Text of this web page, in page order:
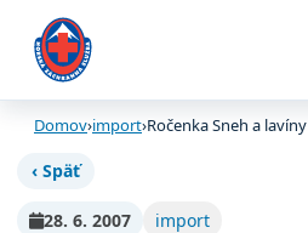
Domov›import›Ročenka Sneh a
‹ Späť
28. 6. 2007 import